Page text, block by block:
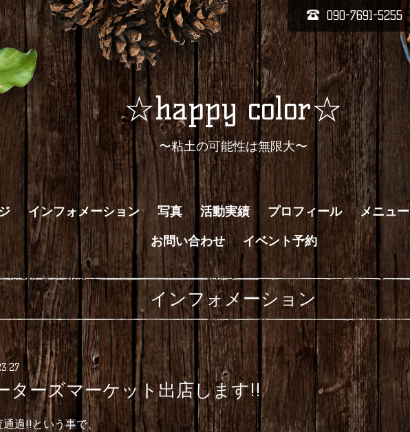
090-7691-5255
☆happy color☆
〜粘土の可能性は無限大〜
インフォメーション 写真 活動実績 プロフィール メニュー
お問い合わせ
イベント予約
インフォメーション
ターズマーケット出店します!!
過!!という事で、